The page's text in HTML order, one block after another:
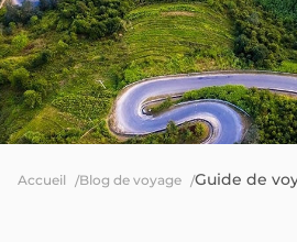
Accueil Blog de voyage Guide de